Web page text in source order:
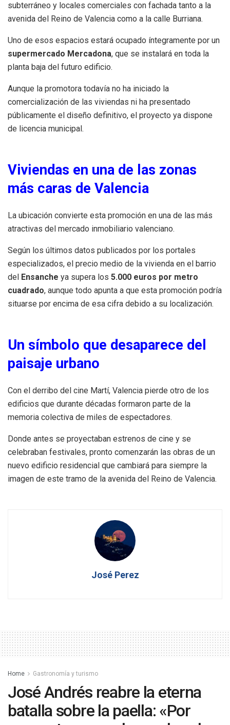
subterráneo y locales comerciales con fachada tanto a la
avenida del Reino de Valencia como a la calle Burriana.
Uno de esos espacios estará ocupado íntegramente por un
supermercado Mercadona, que se instalará en toda la
planta baja del futuro edificio.
Aunque la promotora todavía no ha iniciado la
comercialización de las viviendas ni ha presentado
públicamente el diseño definitivo, el proyecto ya dispone
de licencia municipal.
Viviendas en una de las zonas
más caras de Valencia
La ubicación convierte esta promoción en una de las más
atractivas del mercado inmobiliario valenciano.
Según los últimos datos publicados por los portales
especializados, el precio medio de la vivienda en el barrio
del Ensanche ya supera los 5.000 euros por metro
cuadrado, aunque todo apunta a que esta promoción podría
situarse por encima de esa cifra debido a su localización.
Un símbolo que desaparece del
paisaje urbano
Con el derribo del cine Martí, Valencia pierde otro de los
edificios que durante décadas formaron parte de la
memoria colectiva de miles de espectadores.
Donde antes se proyectaban estrenos de cine y se
celebraban festivales, pronto comenzarán las obras de un
nuevo edificio residencial que cambiará para siempre la
imagen de este tramo de la avenida del Reino de Valencia.
José Perez
Home Gastronomía y turismo
José Andrés reabre la eterna
batalla sobre la paella: «Por